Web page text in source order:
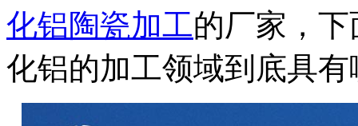
化铝陶瓷加工的厂家，
化铝的加工领域到底具